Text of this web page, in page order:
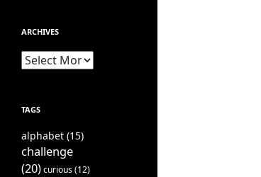
ARCHIVES
Archives
TAGS
alphabet (15)
challenge
(20)curious(12)